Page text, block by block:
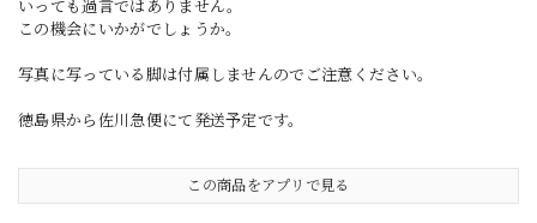
いっても過言ではありません。
この機会にいかがでしょうか。
写真に写っている脚は付属しませんのでご注意ください。
徳島県から佐川急便にて発送予定です。
この商品をアプリで見る